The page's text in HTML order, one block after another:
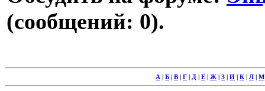
(сообщений: 0).
А | Б | В | Г | Д | Е | Ж | З | И | К | Л | М